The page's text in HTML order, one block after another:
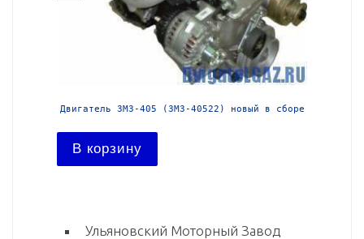
Двигатель ЗМЗ-405 (ЗМЗ-40522) новый в сборе
В корзину
Ульяновский Моторный Завод